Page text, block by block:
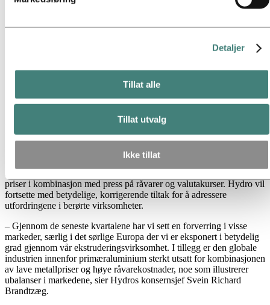
Detaljer
Tillat alle
Tillat utvalg
Ikke tillat
Temasider
Nyheter
Hydros resultat for fjerde kvartal påvirkes av nedskrivninger
Hydros resultat for fjerde kvartal
påvirkes av nedskrivninger
Norsk Hydro ASA skriver ned anleggsverdier med om lag 1,3
priser i kombinasjon med press på råvarer og valutakurser. Hydro vil
fortsette med betydelige, korrigerende tiltak for å adressere
utfordringene i berørte virksomheter.
– Gjennom de seneste kvartalene har vi sett en forverring i visse
markeder, særlig i det sørlige Europa der vi er eksponert i betydelig
grad gjennom vår ekstruderingsvirksomhet. I tillegg er den globale
industrien innenfor primæraluminium sterkt utsatt for kombinasjonen
av lave metallpriser og høye råvarekostnader, noe som illustrerer
ubalanser i markedene, sier Hydros konsernsjef Svein Richard
Brandtzæg.